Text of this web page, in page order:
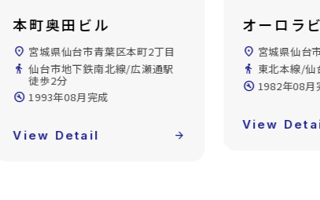
オーロラビル
location_on 宮城県仙台市青葉区本町1丁目
directions_walk 東北本線/仙台駅 徒歩10分
1982年08月完成
仙台松村
location_on 宮城県仙台
directions_walk 仙台市地下
徒歩10分